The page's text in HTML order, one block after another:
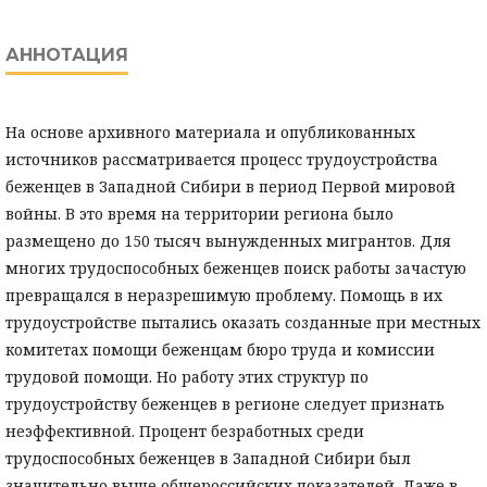
АННОТАЦИЯ
На основе архивного материала и опубликованных
источников рассматривается процесс трудоустройства
беженцев в Западной Сибири в период Первой мировой
войны. В это время на территории региона было
размещено до 150 тысяч вынужденных мигрантов. Для
многих трудоспособных беженцев поиск работы зачастую
превращался в неразрешимую проблему. Помощь в их
трудоустройстве пытались оказать созданные при местных
комитетах помощи беженцам бюро труда и комиссии
трудовой помощи. Но работу этих структур по
трудоустройству беженцев в регионе следует признать
неэффективной. Процент безработных среди
трудоспособных беженцев в Западной Сибири был